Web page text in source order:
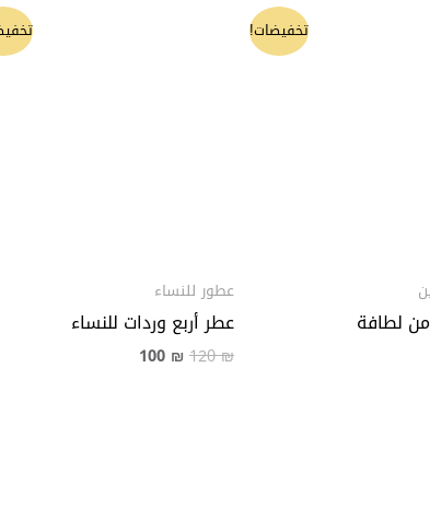
تخفيضات!
لطافة
عطور للنساء
عطر أربع وردات للنساء
120₪
100 ₪